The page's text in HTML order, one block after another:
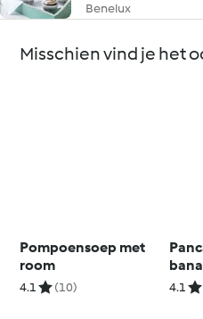
Benelux
Misschien vind je het
Pompoensoep met
room
4.1 (10) 4.1